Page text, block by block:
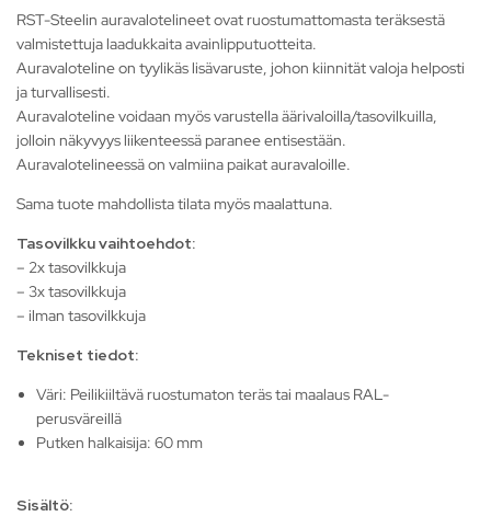
RST-Steelin auravalotelineet ovat ruostumattomasta teräksestä
valmistettuja laadukkaita avainlipputuotteita.
Auravaloteline on tyylikäs lisävaruste, johon kiinnität valoja helposti
ja turvallisesti.
Auravaloteline voidaan myös varustella äärivaloilla/tasovilkuilla,
jolloin näkyvyys liikenteessä paranee entisestään.
Auravalotelineessä on valmiina paikat auravaloille.
Sama tuote mahdollista tilata myös maalattuna.
Tasovilkku vaihtoehdot:
– 2x tasovilkkuja
– 3x tasovilkkuja
– ilman tasovilkkuja
Tekniset tiedot:
Väri: Peilikiiltävä ruostumaton teräs tai maalaus RAL-
perusväreillä
Putken halkaisija: 60 mm
Sisältö: